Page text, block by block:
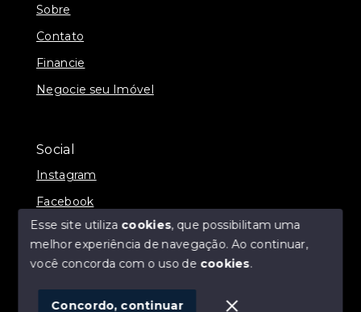
Sobre
Contato
Financie
Negocie seu Imóvel
Social
Instagram
Facebook
© Copyright 2026 - ALEXANDRE LINS IMÓVEIS -
SITE PARA IMOBILIARIA
Esse site utiliza cookies, que possibilitam uma
melhor experiência de navegação.Ao continuar,
você concorda com o uso de cookies.
Concordo, continuar